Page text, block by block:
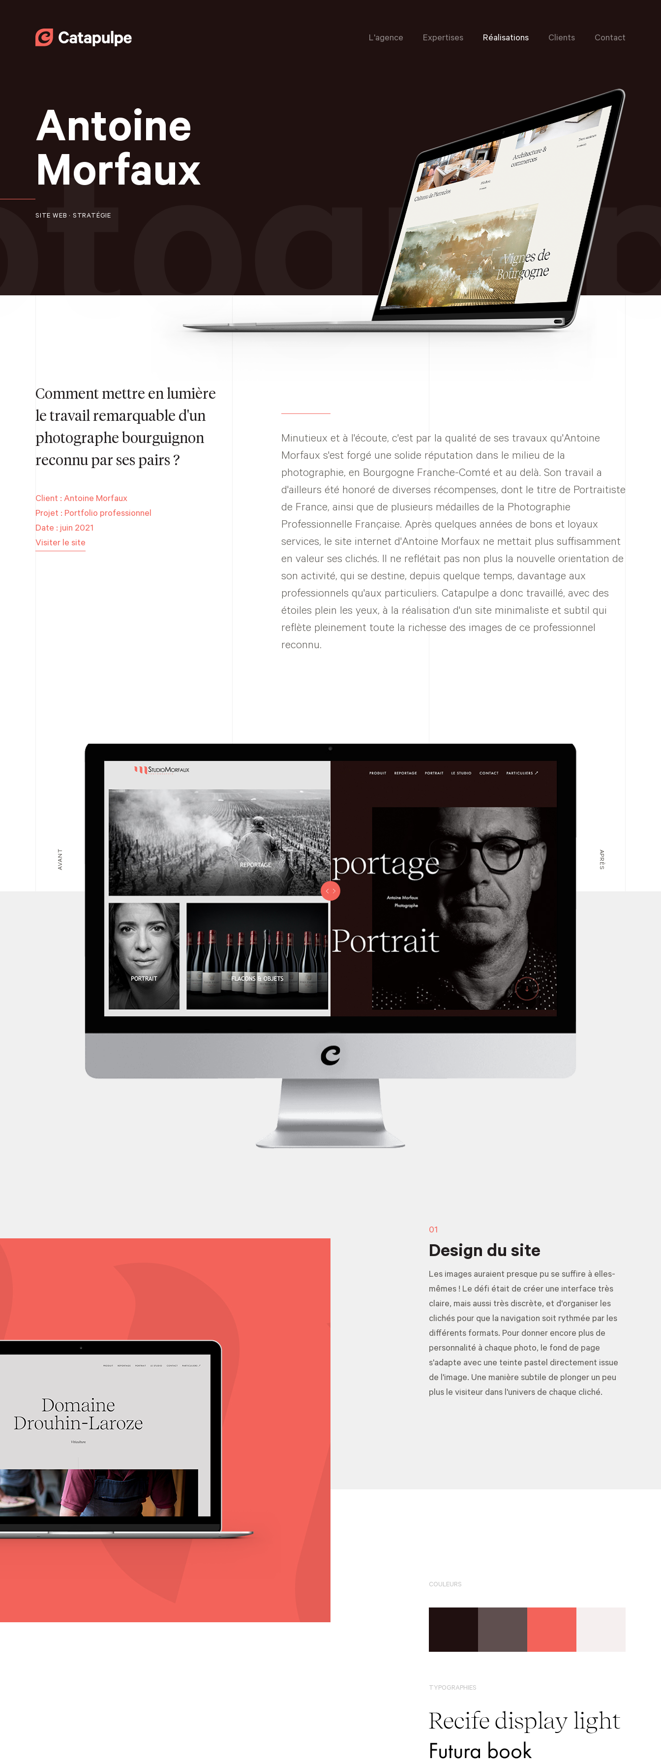
L'agence Expertises Réalisations Clients Contact
Antoine
Morfaux
SITE WEB · STRATÉGIE
Comment mettre en lumière
le travail remarquable d'un
photographe bourguignon
reconnu par ses pairs ?
Client : Antoine Morfaux
Projet : Portfolio professionnel
Date : juin 2021
Visiter le site
Minutieux et à l'écoute, c'est par la qualité de ses travaux qu'Antoine
Morfaux s'est forgé une solide réputation dans le milieu de la
photographie, en Bourgogne Franche-Comté et au delà. Son travail a
d'ailleurs été honoré de diverses récompenses, dont le titre de Portraitiste
de France, ainsi que de plusieurs médailles de la Photographie
Professionnelle Française. Après quelques années de bons et loyaux
services, le site internet d'Antoine Morfaux ne mettait plus suffisamment
en valeur ses clichés. Il ne reflétait pas non plus la nouvelle orientation de
son activité, qui se destine, depuis quelque temps, davantage aux
professionnels qu'aux particuliers. Catapulpe a donc travaillé, avec des
étoiles plein les yeux, à la réalisation d'un site minimaliste et subtil qui
reflète pleinement toute la richesse des images de ce professionnel
reconnu.
AVANT APRÈS
01
Design du site
Les images auraient presque pu se suffire à elles-
mêmes ! Le défi était de créer une interface très
claire, mais aussi très discrète, et d'organiser les
clichés pour que la navigation soit rythmée par les
différents formats. Pour donner encore plus de
personnalité à chaque photo, le fond de page
s'adapte avec une teinte pastel directement issue
de l'image. Une manière subtile de plonger un peu
plus le visiteur dans l'univers de chaque cliché.
COULEURS
TYPOGRAPHIES